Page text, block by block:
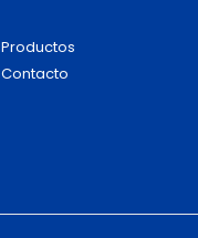
Productos
Contacto